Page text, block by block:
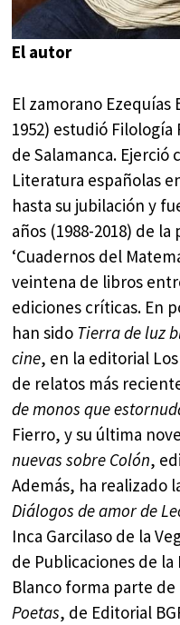
El autor
El zamorano Ezequías
1952) estudió
de Salamanca.
Literatura españolas
hasta su jubilación y
años (1988-2018) de
‘Cuadernos del
veintena de libros
ediciones críticas. En
han sido Tierra de luz
cine, en la editorial
de relatos más
de monos que
Fierro, y su última
nuevas sobre Colón,
Además, ha realizado
Diálogos de amor de
Inca Garcilaso de la
de Publicaciones de
Blanco forma parte de
Poetas, de Editorial